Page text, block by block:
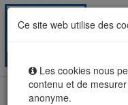
Ce site web utilise des
Les cookies nous
contenu et de
anonyme.
Rental sale real